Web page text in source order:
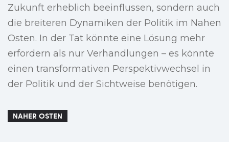
Zukunft erheblich beeinflussen, sondern auch
die breiteren Dynamiken der Politik im Nahen
Osten. In der Tat könnte eine Lösung mehr
erfordern als nur Verhandlungen – es könnte
einen transformativen Perspektivwechsel in
der Politik und der Sichtweise benötigen.
NAHER OSTEN